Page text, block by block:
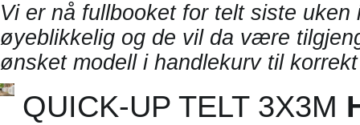
Vi er nå fullbooket for telt siste
øyeblikkelig og de vil da være
ønsket modell i handlekurv til
QUICK-UP TELT 3X3M